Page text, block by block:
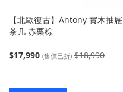
【北歐復古】Antony 實木抽屜
茶几 赤栗棕
$17,990 (售價已折) $18,990